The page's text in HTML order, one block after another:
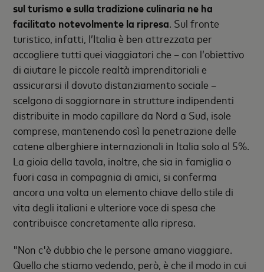
sul turismo e sulla tradizione culinaria ne ha
facilitato notevolmente la ripresa. Sul fronte
turistico, infatti, l’Italia è ben attrezzata per
accogliere tutti quei viaggiatori che – con l’obiettivo
di aiutare le piccole realtà imprenditoriali e
assicurarsi il dovuto distanziamento sociale –
scelgono di soggiornare in strutture indipendenti
distribuite in modo capillare da Nord a Sud, isole
comprese, mantenendo così la penetrazione delle
catene alberghiere internazionali in Italia solo al 5%.
La gioia della tavola, inoltre, che sia in famiglia o
fuori casa in compagnia di amici, si conferma
ancora una volta un elemento chiave dello stile di
vita degli italiani e ulteriore voce di spesa che
contribuisce concretamente alla ripresa.
"Non c'è dubbio che le persone amano viaggiare.
Quello che stiamo vedendo, però, è che il modo in cui